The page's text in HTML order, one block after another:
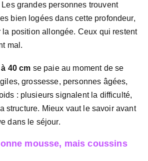
grandes personnes trouvent
bien logées dans cette profondeur,
la position allongée. Ceux qui restent
mal.
40 cm se paie au moment de se
grossesse, personnes âgées,
: plusieurs signalent la difficulté,
structure. Mieux vaut le savoir avant
dans le séjour.
mousse, mais coussins